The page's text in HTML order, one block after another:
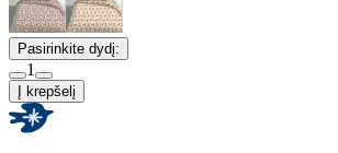
Pasirinkite dydį:
1
Į krepšelį